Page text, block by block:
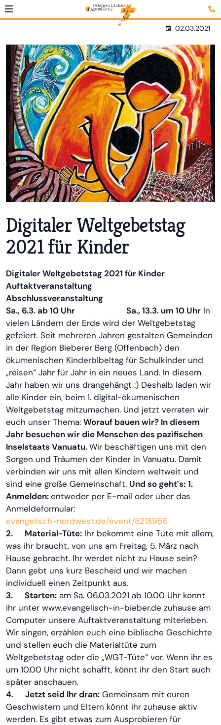
02.03.2021
Digitaler Weltgebetstag
2021 für Kinder
Digitaler Weltgebetstag 2021 für Kinder
Auftaktveranstaltung
Abschlussveranstaltung
Sa., 6.3. ab 10 Uhr Sa., 13.3. um 10 Uhr In
vielen Ländern der Erde wird der Weltgebetstag
gefeiert. Seit mehreren Jahren gestalten Gemeinden
in der Region Bieberer Berg (Offenbach) den
ökumenischen Kinderbibeltag für Schulkinder und
„reisen“ Jahr für Jahr in ein neues Land. In diesem
Jahr haben wir uns drangehängt :) Deshalb laden wir
alle Kinder ein, beim 1. digital-ökumenischen
Weltgebetstag mitzumachen. Und jetzt verraten wir
euch unser Thema: Worauf bauen wir? In diesem
Jahr besuchen wir die Menschen des pazifischen
Inselstaats Vanuatu.Wir beschäftigen uns mit den
Sorgen und Träumen der Kinder in Vanuatu. Damit
verbinden wir uns mit allen Kindern weltweit und
sind eine große Gemeinschaft. Und so geht´s: 1.
Anmelden:entweder per E-mail oder über das
Anmeldeformular:
evangelisch-nordwest.de/event/8218958
2. Material-Tüte: Ihr bekommt eine Tüte mit allem,
was ihr braucht, von uns am Freitag, 5. März nach
Hause gebracht. Ihr werdet nicht zu Hause sein?
Dann gebt uns kurz Bescheid und wir machen
individuell einen Zeitpunkt aus.
3. Starten: am Sa. 06.03.2021 ab 10.00 Uhr könnt
ihr unter www.evangelisch-in-bieber.de zuhause am
Computer unsere Auftaktveranstaltung miterleben.
Wir singen, erzählen euch eine biblische Geschichte
und stellen euch die Materialtüte zum
Weltgebetstag oder die „WGT-Tüte“ vor. Wenn ihr es
um 10.00 Uhr nicht schafft, könnt ihr den Start auch
später anschauen.
4. Jetzt seid Ihr dran: Gemeinsam mit euren
Geschwistern und Eltern könnt ihr zuhause aktiv
werden. Es gibt etwas zum Ausprobieren für